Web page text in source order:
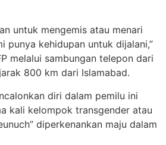
untuk mengemis atau menari
punya kehidupan untuk dijalani,”
melalui sambungan telepon dari
800 km dari Islamabad.
diri dalam pemilu ini
kali kelompok transgender atau
diperkenankan maju dalam